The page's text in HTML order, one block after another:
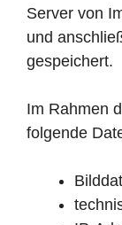
Server von
und
gespeichert.
Im Rahmen
folgende